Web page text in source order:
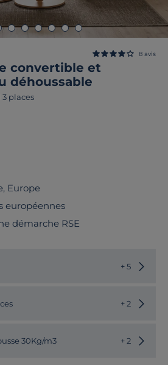
convertible et
déhoussable
3 places
8 avis
Europe
européennes
démarche RSE
+ 5
+ 2
30Kg/m3 + 2